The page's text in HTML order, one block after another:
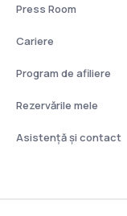
Press Room
Cariere
Program de afiliere
Rezervările mele
Asistenţă şi contact